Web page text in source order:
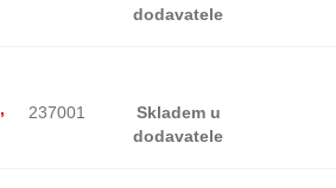
dodavatele
237001
Skladem u
dodavatele